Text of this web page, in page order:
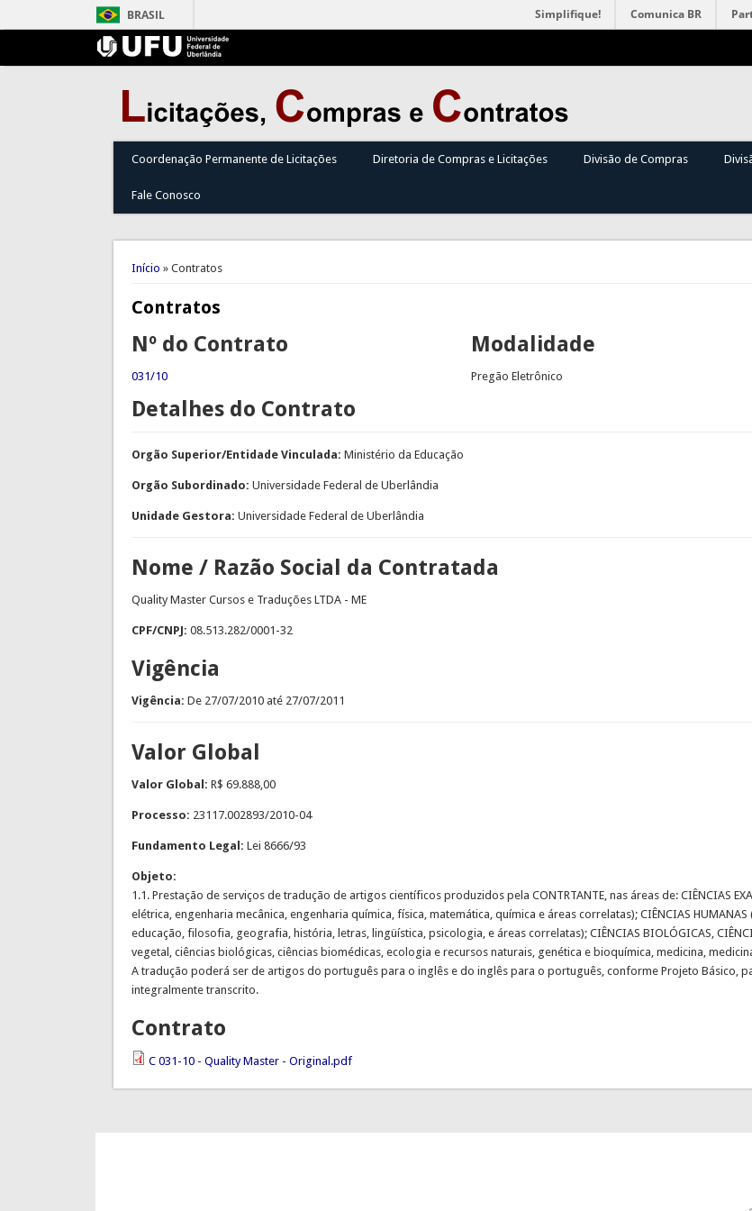
BRASIL Simplifique! Comunica BR
Coordenação Permanente de Licitações Diretoria de Compras e Licitações Divisão de Compras
Fale Conosco
Você está aqui
Início » Contratos
Contratos
Nº do Contrato
031/10
Modalidade
Pregão Eletrônico
Detalhes do Contrato
Orgão Superior/Entidade Vinculada: Ministério da Educação
Orgão Subordinado: Universidade Federal de Uberlândia
Unidade Gestora: Universidade Federal de Uberlândia
Nome / Razão Social da Contratada
Quality Master Cursos e Traduções LTDA - ME
CPF/CNPJ: 08.513.282/0001-32
Vigência
Vigência: De 27/07/2010até 27/07/2011
Valor Global
Valor Global: R$ 69.888,00
Processo: 23117.002893/2010-04
Fundamento Legal: Lei 8666/93
Objeto:
1.1. Prestação de serviços de tradução de artigos científicos produzidos pela CONTRTANTE, nas áreas de: CIÊNCIAS
elétrica, engenharia mecânica, engenharia química, física, matemática, química e áreas correlatas); CIÊNCIAS
educação, filosofia, geografia, história, letras, lingüística, psicologia, e áreas correlatas); CIÊNCIAS BIOLÓGICAS,
vegetal, ciências biológicas, ciências biomédicas, ecologia e recursos naturais, genética e bioquímica, medicina,
A tradução poderá ser de artigos do português para o inglês e do inglês para o português, conforme Projeto Básico,
integralmente transcrito.
Contrato
C 031-10 - Quality Master - Original.pdf